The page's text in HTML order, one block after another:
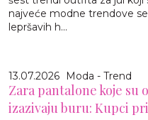
najveće modne trendove
lepršavih h...
13.07.2026 Moda - Trend
Zara pantalone koje su
izazivaju buru: Kupci